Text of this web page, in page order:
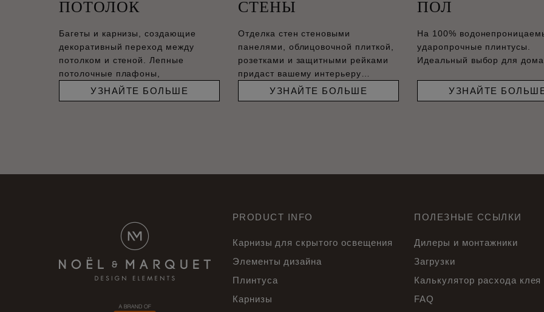
ПОТОЛОК
Багеты и карнизы, создающие
декоративный переход между
потолком и стеной. Лепные
потолочные плафоны,
УЗНАЙТЕ БОЛЬШЕ
СТЕНЫ
Отделка стен стеновыми
панелями, облицовочной плиткой,
розетками и защитными рейками
придаст вашему интерьеру
современный вид.
УЗНАЙТЕ БОЛЬШЕ
ПОЛ
На 100%
ударопрочные плинтусы.
Идеальный выбор для
УЗНАЙТЕ
PRODUCT INFO
Карнизы для скрытого освещения
Элементы дизайна
Плинтуса
Карнизы
ПОЛЕЗНЫЕ ССЫЛКИ
Дилеры и монтажники
Загрузки
Калькулятор расхода клея
FAQ